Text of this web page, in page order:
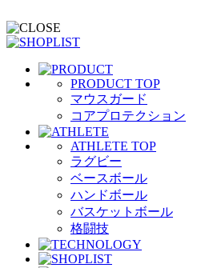
PRODUCT TOP
マウスガード
コアプロテクション
ATHLETE TOP
ラグビー
ベースボール
ハンドボール
バスケットボール
格闘技